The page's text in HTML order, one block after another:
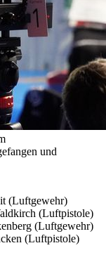
und
(Luftgewehr)
(Luftpistole)
(Luftgewehr)
(Luftpistole)